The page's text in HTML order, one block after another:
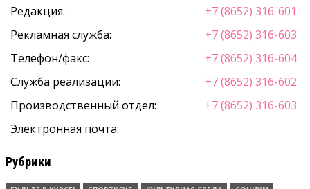
Редакция:
+7 (8652) 316-601
Рекламная служба:
+7 (8652) 316-603
Телефон/факс:
+7 (8652) 316-604
Служба реализации:
+7 (8652) 316-602
Производственный отдел:
+7 (8652) 316-603
Электронная почта:
Рубрики